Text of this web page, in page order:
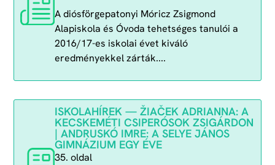
A diósförgepatonyi Móricz Zsigmond
Alapiskola és Óvoda tehetséges tanulói a
2016/17-es iskolai évet kiváló
eredményekkel zárták....
ISKOLAHÍREK — ŽIAČEK ADRIANNA: A
KECSKEMÉTI CSIPERÓSOK ZSIGÁRDON
| ANDRUSKÓ IMRE: A SELYE JÁNOS
GIMNÁZIUM EGY ÉVE
35. oldal